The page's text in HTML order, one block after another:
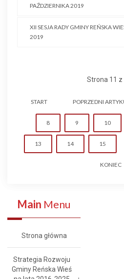
PAŹDZIERNIKA 2019
XII SESJA RADY GMINY REŃSKA
2019
Strona 11 z
START POPRZEDNI
8 9 10
13 14 15
KONIEC
Main Menu
Strona główna
Strategia Rozwoju
Gminy Reńska Wieś